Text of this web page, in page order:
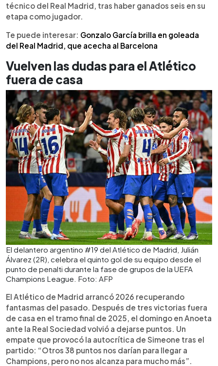
técnico del Real Madrid, tras haber ganados seis en su
etapa como jugador.
Te puede interesar: Gonzalo García brilla en goleada
del Real Madrid, que acecha al Barcelona
Vuelven las dudas para el Atlético
fuera de casa
El delantero argentino #19 del Atlético de Madrid, Julián
Álvarez (2R), celebra el quinto gol de su equipo desde el
punto de penalti durante la fase de grupos de la UEFA
Champions League. Foto: AFP
El Atlético de Madrid arrancó 2026 recuperando
fantasmas del pasado. Después de tres victorias fuera
de casa en el tramo final de 2025, el domingo en Anoeta
ante la Real Sociedad volvió a dejarse puntos. Un
empate que provocó la autocrítica de Simeone tras el
partido: “Otros 38 puntos nos darían para llegar a
Champions, pero no nos alcanza para mucho más”.